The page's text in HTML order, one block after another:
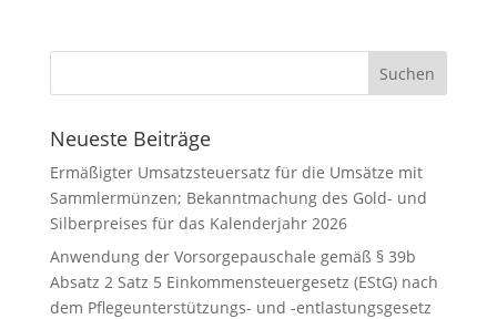
Neueste Beiträge
Ermäßigter Umsatzsteuersatz für die Umsätze mit
Sammlermünzen; Bekanntmachung des Gold- und
Silberpreises für das Kalenderjahr 2026
Anwendung der Vorsorgepauschale gemäß § 39b
Absatz 2 Satz 5 Einkommensteuergesetz (EStG) nach
dem Pflegeunterstützungs- und -entlastungsgesetz